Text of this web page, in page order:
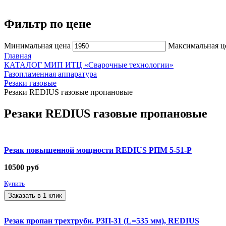
Фильтр по цене
Минимальная цена Максимальная
Главная
КАТАЛОГ МИП ИТЦ «Сварочные технологии»
Газопламенная аппаратура
Резаки газовые
Резаки REDIUS газовые пропановые
Резаки REDIUS газовые пропановые
Резак повышенной мощности REDIUS РПМ 5-51-Р
10500 руб
Купить
Заказать в 1 клик
Резак пропан трехтрубн. Р3П-31 (L=535 мм), REDIUS